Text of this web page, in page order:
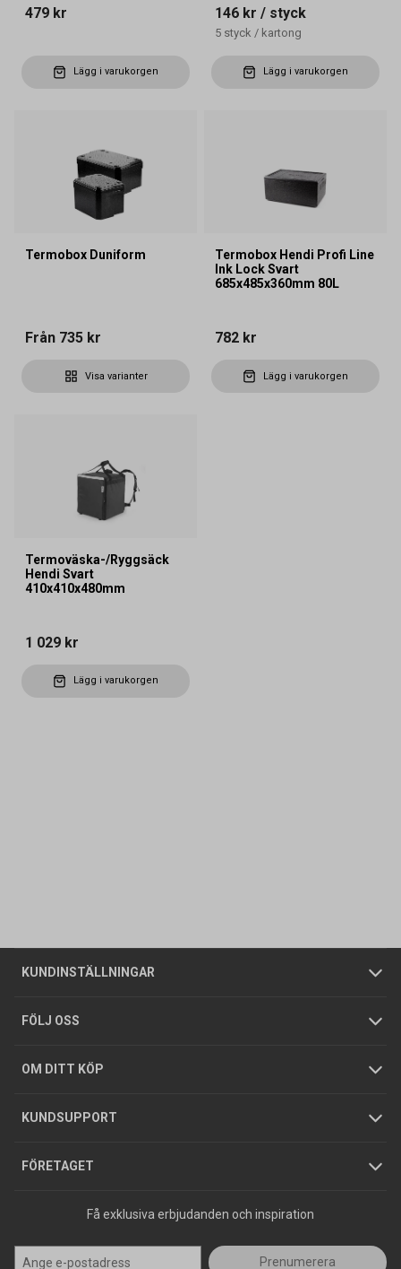
479 kr
Lägg i varukorgen
146 kr / styck
5 styck / kartong
Lägg i varukorgen
Termobox Duniform
Från 735 kr
Visa varianter
Termobox Hendi Profi Line
Ink Lock Svart
685x485x360mm 80L
782 kr
Lägg i varukorgen
Termoväska-/Ryggsäck
Hendi Svart
410x410x480mm
1 029 kr
Lägg i varukorgen
KUNDINSTÄLLNINGAR
Företagskund / Privatkund
FÖLJ OSS
OM DITT KÖP
Allmänna försäljningsvillkor
Integritetspolicy
GDPR
KUNDSUPPORT
Butiker
Foldrar och kataloger
Köpguider
Varumärken
FÖRETAGET
Om oss
Tjänster
Hållbarhet
Jobba hos oss
Press
Få exklusiva erbjudanden och inspiration
Prenumerera